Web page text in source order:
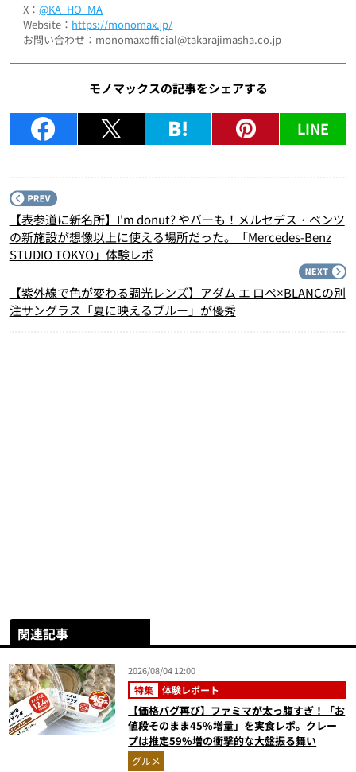
X：@KA_HO_MA
Website： https://monomax.jp/
お問い合わせ：monomaxofficial@takarajimasha.co.jp
モノマックスの記事をシェアする
LINE
【表参道に新名所】I'm donut? やバーも！メルセデス・ベンツ
の新施設が想像以上に使える場所だった。「Mercedes-Benz
STUDIO TOKYO」体験レポ
【紫外線で色が変わる調光レンズ】アダム エ ロペ×BLANCの別
注サングラス「夏に映えるブルー」が優秀
関連記事
2026/08/04 12:00
特集 体験レポート
【価格バグ再び】ファミマが太っ腹すぎ！「お
値段そのまま45%増量」を実食レポ。クレー
プは推定59%増の衝撃的な大盤振る舞い
グルメ